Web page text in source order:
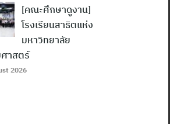
[คณะศึกษาดูงาน]
โรงเรียนสาธิตแห่ง
มหาวิทยาลัย
าสตร์
2026